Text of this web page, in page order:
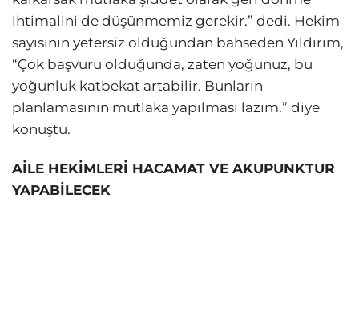
ihtimalini de düşünmemiz gerekir.” dedi. Hekim
sayısının yetersiz olduğundan bahseden Yıldırım,
“Çok başvuru olduğunda, zaten yoğunuz, bu
yoğunluk katbekat artabilir. Bunların
planlamasının mutlaka yapılması lazım.” diye
konuştu.
AİLE HEKİMLERİ HACAMAT VE AKUPUNKTUR
YAPABİLECEK